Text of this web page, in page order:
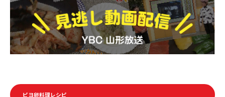
ピヨ卵料理レシピ